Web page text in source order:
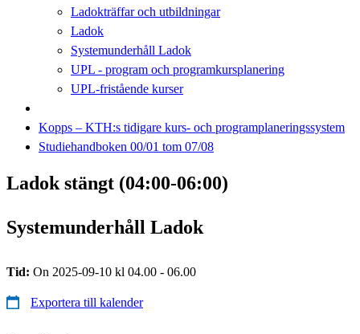
Ladokträffar och utbildningar
Ladok
Systemunderhåll Ladok
UPL - program och programkursplanering
UPL-fristående kurser
Kopps – KTH:s tidigare kurs- och programplaneringssystem
Studiehandboken 00/01 tom 07/08
Ladok stängt (04:00-06:00)
Systemunderhåll Ladok
Tid: On 2025-09-10 kl 04.00 - 06.00
Exportera till kalender